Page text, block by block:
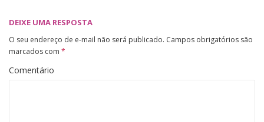
DEIXE UMA RESPOSTA
O seu endereço de e-mail não será publicado. Campos obrigatórios são
marcados com *
Comentário